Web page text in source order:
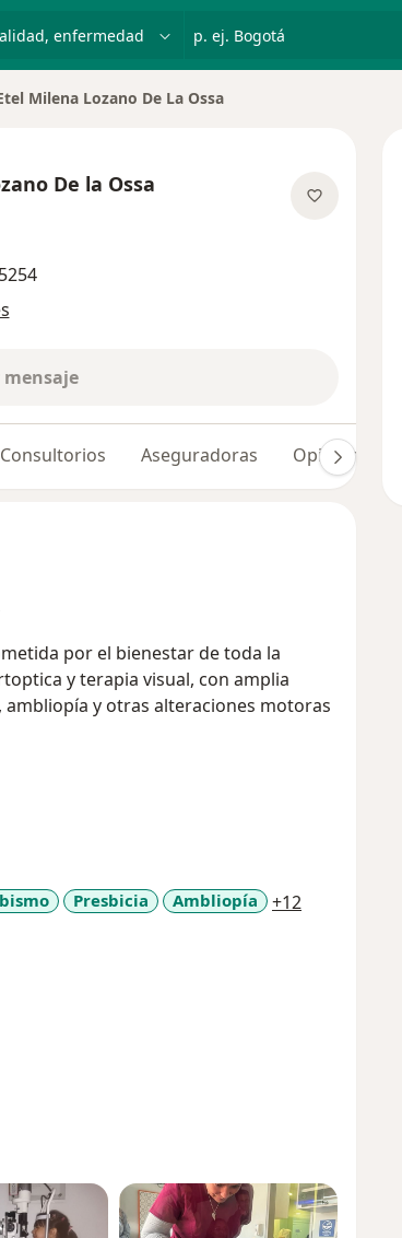
p. ej. Bogotá
de ciudad
Milena Lozano De La Ossa
De la Ossa
mensaje
Consultorios Aseguradoras Opiniones (22)
por el bienestar de toda la
y terapia visual, con amplia
y otras alteraciones motoras
Presbicia Ambliopía +12